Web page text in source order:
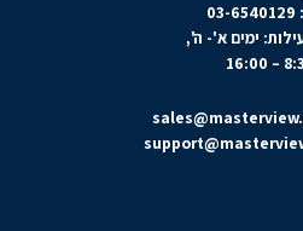
ימים א'- ה',
8:30 –